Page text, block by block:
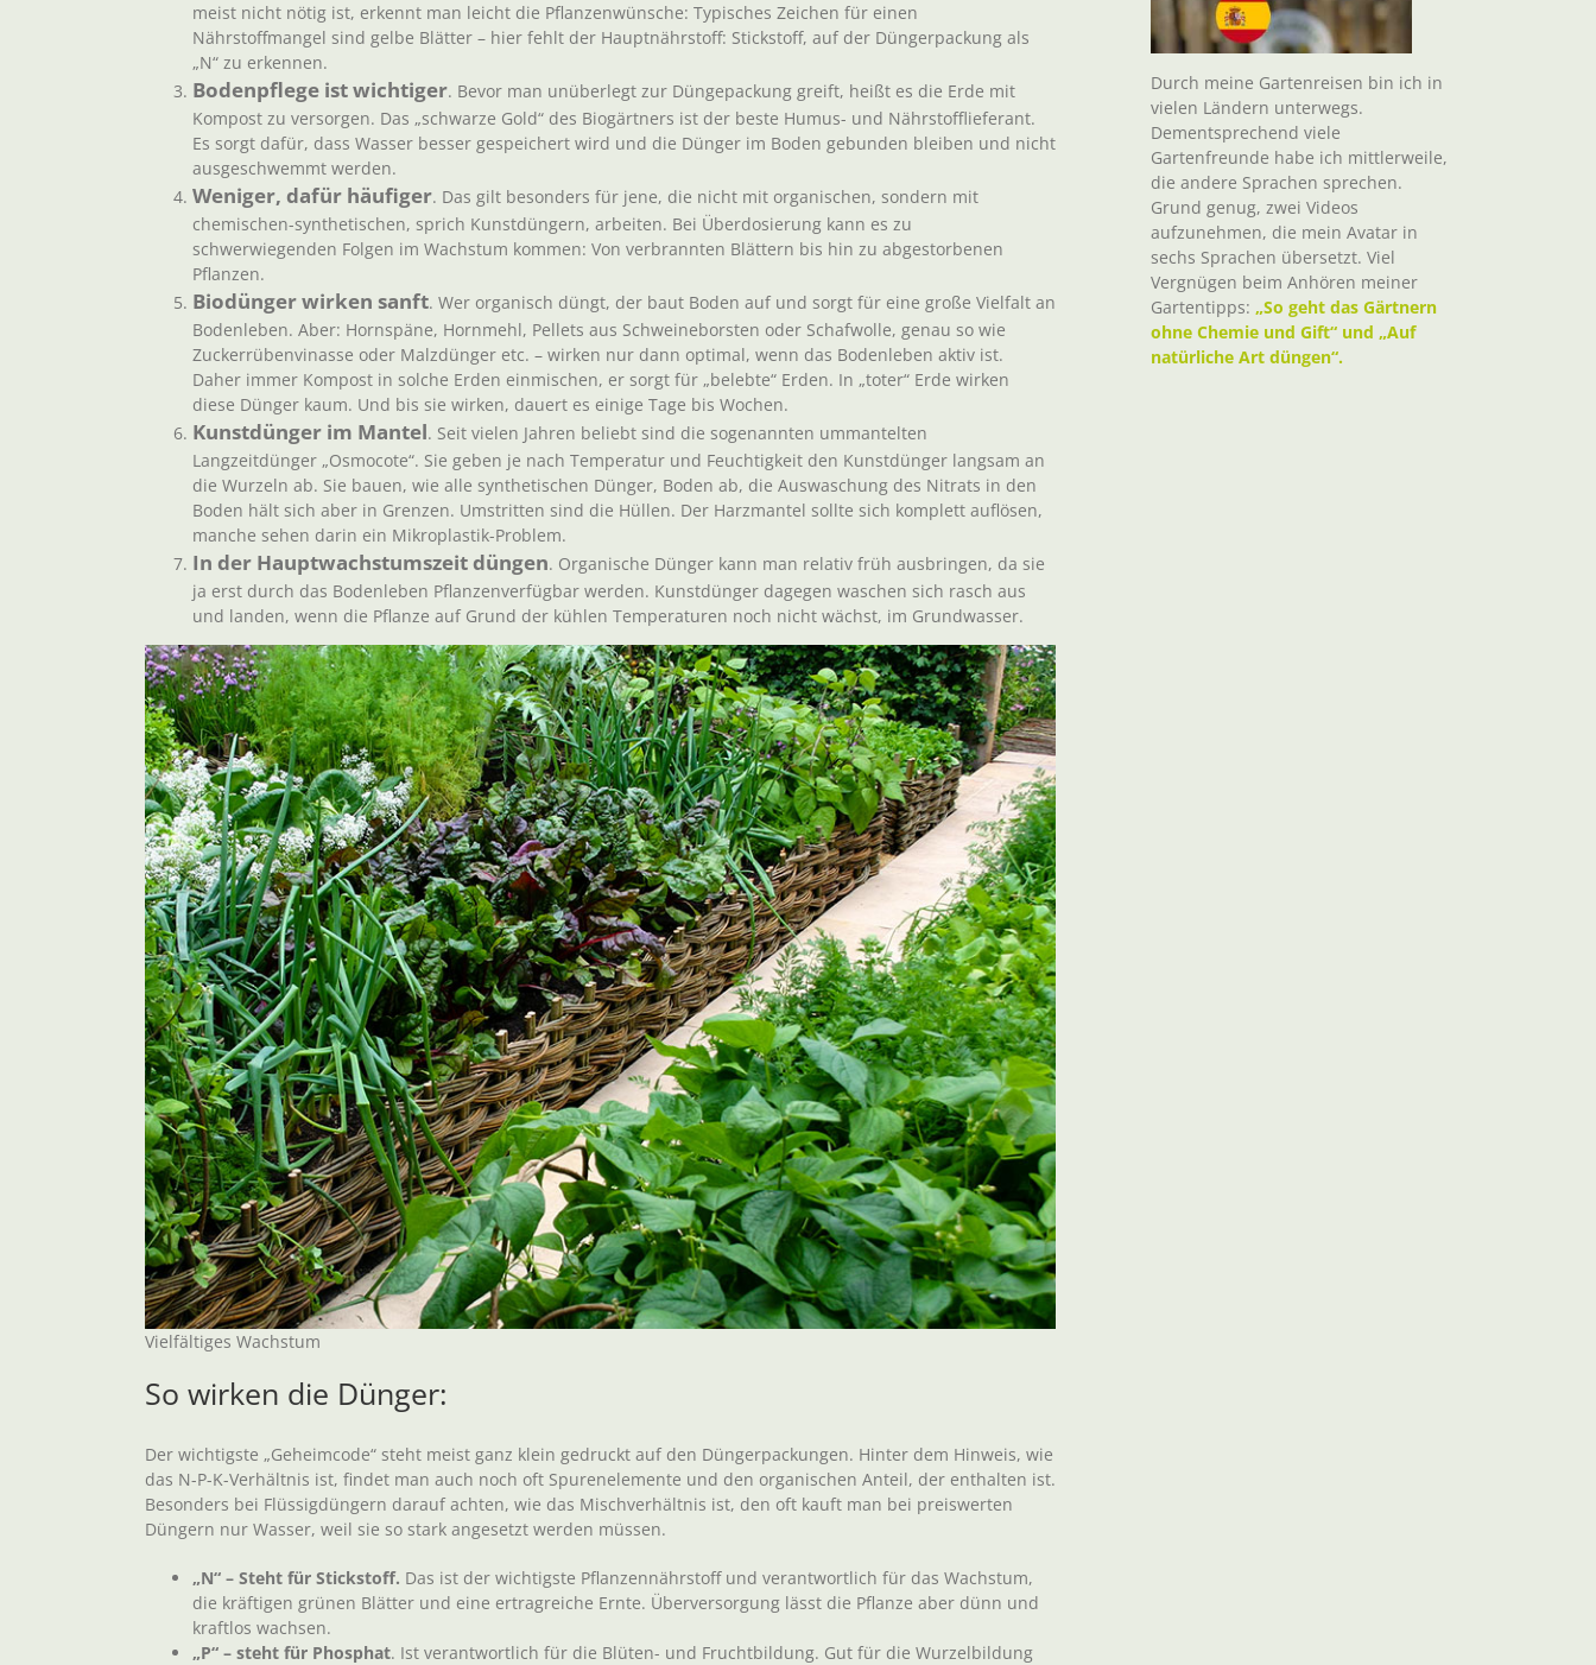
meist nicht nötig ist, erkennt man leicht die Pflanzenwünsche: Typisches Zeichen für einen
Nährstoffmangel sind gelbe Blätter – hier fehlt der Hauptnährstoff: Stickstoff, auf der Düngerpackung als
„N“ zu erkennen.
Bodenpflege ist wichtiger. Bevor man unüberlegt zur Düngepackung greift, heißt es die Erde mit
Kompost zu versorgen. Das „schwarze Gold“ des Biogärtners ist der beste Humus- und Nährstofflieferant.
Es sorgt dafür, dass Wasser besser gespeichert wird und die Dünger im Boden gebunden bleiben und nicht
ausgeschwemmt werden.
Weniger, dafür häufiger. Das gilt besonders für jene, die nicht mit organischen, sondern mit
chemischen-synthetischen, sprich Kunstdüngern, arbeiten. Bei Überdosierung kann es zu
schwerwiegenden Folgen im Wachstum kommen: Von verbrannten Blättern bis hin zu abgestorbenen
Pflanzen.
Biodünger wirken sanft. Wer organisch düngt, der baut Boden auf und sorgt für eine große Vielfalt an
Bodenleben. Aber: Hornspäne, Hornmehl, Pellets aus Schweineborsten oder Schafwolle, genau so wie
Zuckerrübenvinasse oder Malzdünger etc. – wirken nur dann optimal, wenn das Bodenleben aktiv ist.
Daher immer Kompost in solche Erden einmischen, er sorgt für „belebte“ Erden. In „toter“ Erde wirken
diese Dünger kaum. Und bis sie wirken, dauert es einige Tage bis Wochen.
Kunstdünger im Mantel. Seit vielen Jahren beliebt sind die sogenannten ummantelten
Langzeitdünger „Osmocote“. Sie geben je nach Temperatur und Feuchtigkeit den Kunstdünger langsam an
die Wurzeln ab. Sie bauen, wie alle synthetischen Dünger, Boden ab, die Auswaschung des Nitrats in den
Boden hält sich aber in Grenzen. Umstritten sind die Hüllen. Der Harzmantel sollte sich komplett auflösen,
manche sehen darin ein Mikroplastik-Problem.
In der Hauptwachstumszeit düngen. Organische Dünger kann man relativ früh ausbringen, da sie
ja erst durch das Bodenleben Pflanzenverfügbar werden. Kunstdünger dagegen waschen sich rasch aus
und landen, wenn die Pflanze auf Grund der kühlen Temperaturen noch nicht wächst, im Grundwasser.
Vielfältiges Wachstum
So wirken die Dünger:
Der wichtigste „Geheimcode“ steht meist ganz klein gedruckt auf den Düngerpackungen. Hinter dem Hinweis, wie
das N-P-K-Verhältnis ist, findet man auch noch oft Spurenelemente und den organischen Anteil, der enthalten ist.
Besonders bei Flüssigdüngern darauf achten, wie das Mischverhältnis ist, den oft kauft man bei preiswerten
Düngern nur Wasser, weil sie so stark angesetzt werden müssen.
„N“ – Steht für Stickstoff. Das ist der wichtigste Pflanzennährstoff und verantwortlich für das Wachstum,
die kräftigen grünen Blätter und eine ertragreiche Ernte. Überversorgung lässt die Pflanze aber dünn und
kraftlos wachsen.
„P“ – steht für Phosphat. Ist verantwortlich für die Blüten- und Fruchtbildung. Gut für die Wurzelbildung
Durch meine Gartenreisen bin ich in
vielen Ländern unterwegs.
Dementsprechend viele
Gartenfreunde habe ich mittlerweile,
die andere Sprachen sprechen.
Grund genug, zwei Videos
aufzunehmen, die mein Avatar in
sechs Sprachen übersetzt. Viel
Vergnügen beim Anhören meiner
Gartentipps: „So geht das Gärtnern
ohne Chemie und Gift“ und „Auf
natürliche Art düngen“.